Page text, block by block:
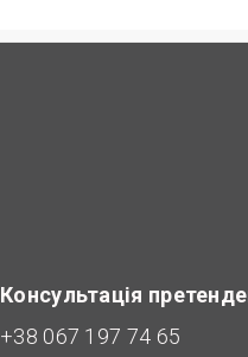
Консультація
+38 067 197 74 65